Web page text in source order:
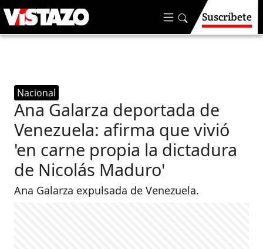
Suscríbete
Nacional
Ana Galarza deportada de
Venezuela: afirma que vivió
'en carne propia la dictadura
de Nicolás Maduro'
Ana Galarza expulsada de Venezuela.